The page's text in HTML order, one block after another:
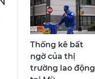
Thống kê bất
ngờ của thị
trường lao động